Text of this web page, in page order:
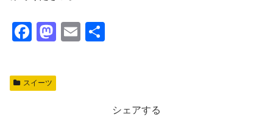
F
c
e
M
E
スイーツ
シェアする